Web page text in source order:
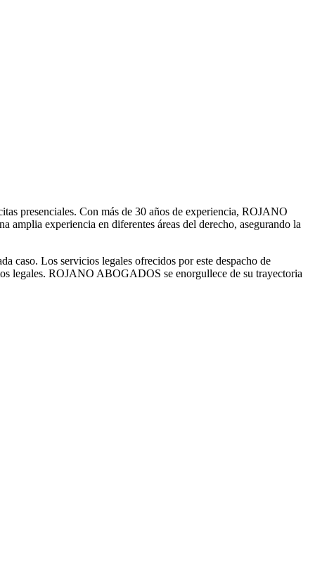
presenciales. Con más de 30 años de experiencia, ROJANO
experiencia en diferentes áreas del derecho, asegurando la
caso. Los servicios legales ofrecidos por este despacho de
legales. ROJANO ABOGADOS se enorgullece de su trayectoria